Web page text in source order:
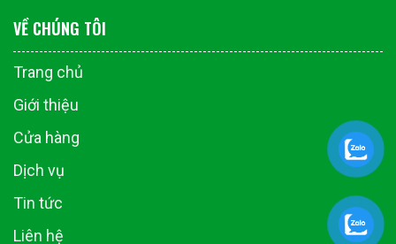
VỀ CHÚNG TÔI
Trang chủ
Giới thiệu
Cửa hàng
Dịch vụ
Tin tức
Liên hệ